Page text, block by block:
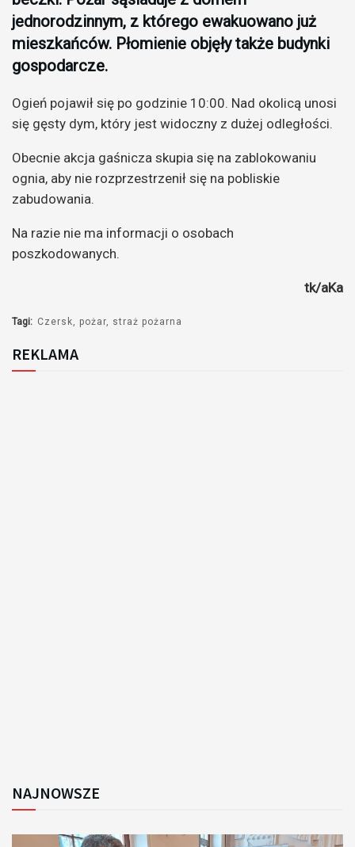
jednorodzinnym, z którego ewakuowano już
mieszkańców. Płomienie objęły także budynki
gospodarcze.
Ogień pojawił się po godzinie 10:00. Nad okolicą unosi
się gęsty dym, który jest widoczny z dużej odległości.
Obecnie akcja gaśnicza skupia się na zablokowaniu
ognia, aby nie rozprzestrzenił się na pobliskie
zabudowania.
Na razie nie ma informacji o osobach
poszkodowanych.
tk/aKa
Tagi: Czersk pożar straż pożarna
REKLAMA
NAJNOWSZE